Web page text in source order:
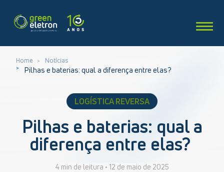
Home Notícias
Pilhas e baterias: qual a diferença entre elas?
LOGÍSTICA REVERSA
Pilhas e baterias: qual a
diferença entre elas?
4 min de leitura • 12 de maio de 2025